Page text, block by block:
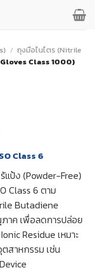
/ ถุงมือไนไตร (Nitrile
Class 1000)
Class 6
แป้ง (Powder-Free)
Class 6 ตาม
Butadiene
ภาค เพื่อลดการปล่อย
Residue เหมาะ
สาหกรรม เช่น